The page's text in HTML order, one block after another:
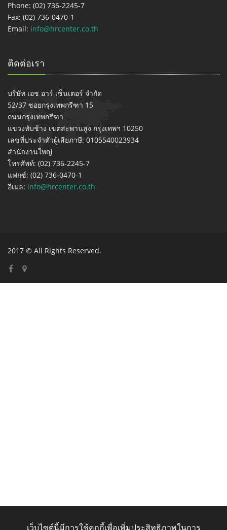
Phone: (02) 736-2245-7
Fax: (02) 736-0470-1
Email: info@hrcenter.co.th
ติดต่อเรา
บริษัท เอช อาร์ เซ็นเตอร์ จำกัด
52/37 ซอยกรุงเทพกรีฑา 15
ถนนกรุงเทพกรีฑา
แขวงทับช้าง เขตสะพานสูง กรุงเทพฯ 10250
เลขที่ประจำตัวผู้เสียภาษี: 0105540023934
สำนักงานใหญ่
โทรศัพท์: (02) 736-2245-7
แฟกซ์: (02) 736-0470-1
อีเมล: info@hrcenter.co.th
2017 © All Rights Reserved.
เว็บไซต์นี้มีการใช้คุกกี้เพื่อเพิ่มประสิทธิภาพในการ